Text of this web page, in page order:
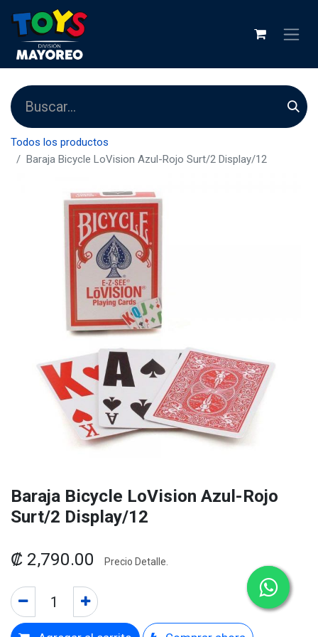
Todos los productos
Baraja Bicycle LoVision Azul-Rojo Surt/2 Display/12
Baraja Bicycle LoVision Azul-Rojo
Surt/2 Display/12
₡ 2,790.00 Precio Detalle.